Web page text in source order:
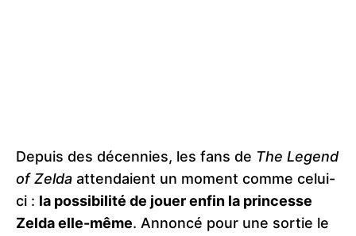
Depuis des décennies, les fans de The Legend
of Zelda attendaient un moment comme celui-
ci : la possibilité de jouer enfin la princesse
Zelda elle-même. Annoncé pour une sortie le